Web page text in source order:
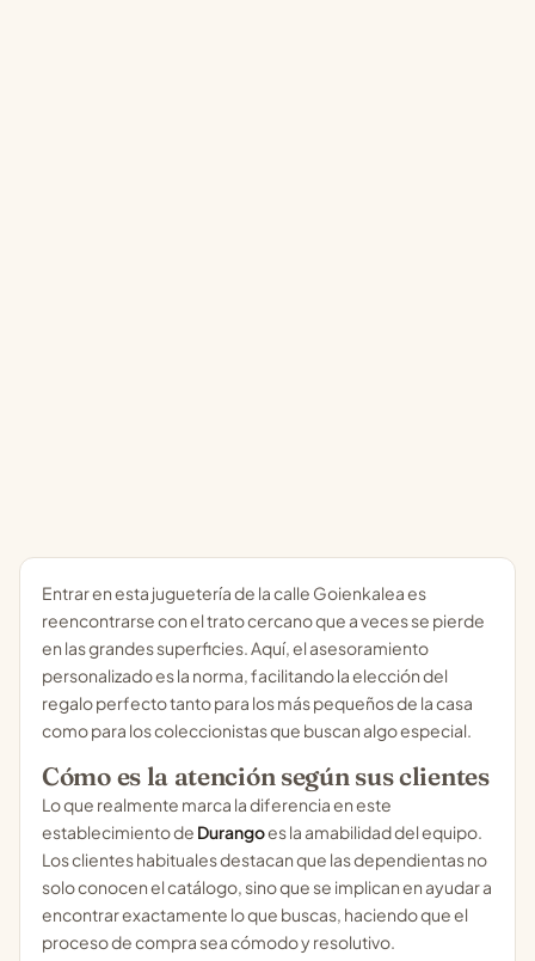
Entrar en esta juguetería de la calle Goienkalea es
reencontrarse con el trato cercano que a veces se pierde
en las grandes superficies. Aquí, el asesoramiento
personalizado es la norma, facilitando la elección del
regalo perfecto tanto para los más pequeños de la casa
como para los coleccionistas que buscan algo especial.
Cómo es la atención según sus clientes
Lo que realmente marca la diferencia en este
establecimiento de Durangoes la amabilidad del equipo.
Los clientes habituales destacan que las dependientas no
solo conocen el catálogo, sino que se implican en ayudar a
encontrar exactamente lo que buscas, haciendo que el
proceso de compra sea cómodo y resolutivo.